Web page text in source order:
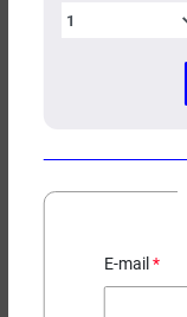
E-mail